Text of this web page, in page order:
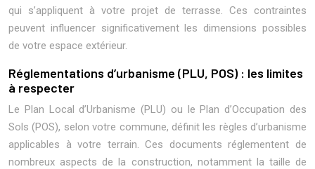
qui s’appliquent à votre projet de terrasse. Ces contraintes
peuvent influencer significativement les dimensions possibles
de votre espace extérieur.
Réglementations d’urbanisme (PLU, POS) : les limites
à respecter
Le Plan Local d’Urbanisme (PLU) ou le Plan d’Occupation des
Sols (POS), selon votre commune, définit les règles d’urbanisme
applicables à votre terrain. Ces documents réglementent de
nombreux aspects de la construction, notamment la taille de